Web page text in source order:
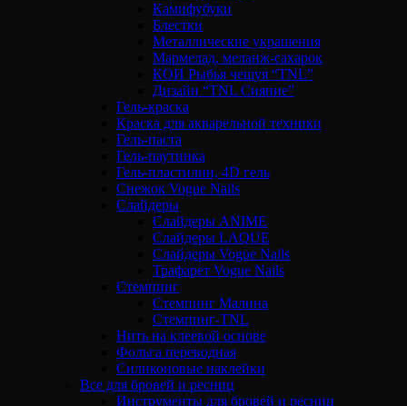
Камифубуки
Блестки
Металлические украшения
Мармелад, меланж-сахарок
КОИ Рыбья чешуя “TNL”
Дизайн “TNL Сияние”
Гель-краска
Краска для акварельной техники
Гель-паста
Гель-паутинка
Гель-пластилин, 4D гель
Снежок Vogue Nails
Слайдеры
Слайдеры ANIME
Слайдеры LAQUE
Слайдеры Vogue Nails
Трафарет Vogue Nails
Стемпинг
Стемпинг Малина
Стемпинг-TNL
Нить на клеевой основе
Фольга переводная
Силиконовые наклейки
Все для бровей и ресниц
Инструменты для бровей и ресниц